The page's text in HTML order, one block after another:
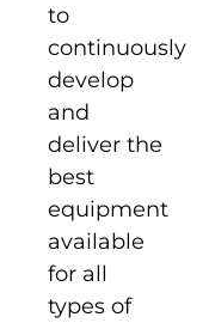
to
continuously
develop
and
deliver the
best
equipment
available
for all
types of